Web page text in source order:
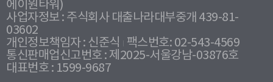
에이원타워)
사업자정보 : 주식회사 대출나라대부중개 439-81-
03602
개인정보책임자 : 신준식
팩스번호: 02-543-4569
통신판매업신고번호 : 제2025-서울강남-03876호
대표번호 : 1599-9687